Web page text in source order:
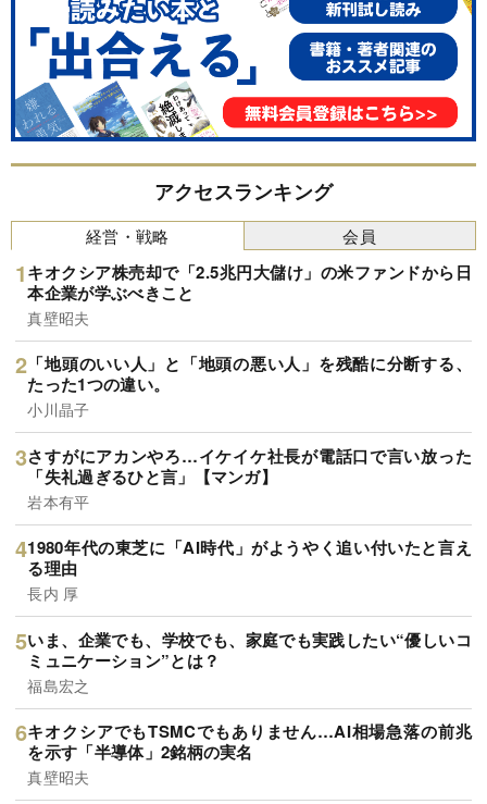
アクセスランキング
経営・戦略
キオクシア株売却で「2.5兆円大儲け」の米ファンドから日
本企業が学ぶべきこと
真壁昭夫
「地頭のいい人」と「地頭の悪い人」を残酷に分断する、
たった1つの違い。
小川晶子
さすがにアカンやろ…イケイケ社長が電話口で言い放った
「失礼過ぎるひと言」【マンガ】
岩本有平
1980年代の東芝に「AI時代」がようやく追い付いたと言え
る理由
長内 厚
いま、企業でも、学校でも、家庭でも実践したい“優しいコ
ミュニケーション”とは？
福島宏之
キオクシアでもTSMCでもありません…AI相場急落の前兆
を示す「半導体」2銘柄の実名
真壁昭夫
会員